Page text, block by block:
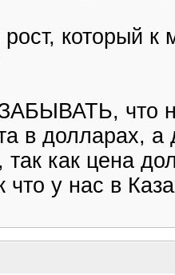
который
что на
в долларах,
так как цена
что у нас в